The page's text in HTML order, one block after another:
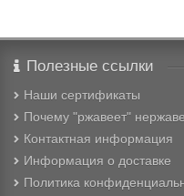
Полезные ссылки
Наши сертификаты
Почему "ржавеет"
Контактная информация
Информация о доставке
Политика